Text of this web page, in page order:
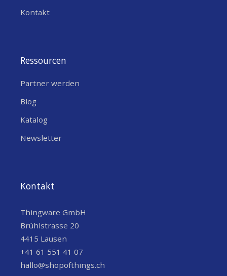
Kontakt
Ressourcen
Partner werden
Blog
Katalog
Newsletter
Kontakt
Thingware GmbH
Brühlstrasse 20
4415 Lausen
+41 61 551 41 07
hallo@shopofthings.ch